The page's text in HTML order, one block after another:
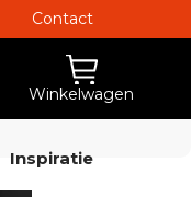
Contact
Winkelwagen
Inspiratie